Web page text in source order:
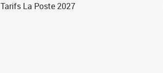
Tarifs La Poste 2027